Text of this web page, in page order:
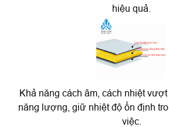
hiệu quả.
Khả năng cách âm, cách nhiệt
năng lượng, giữ nhiệt độ ổn định
việc.